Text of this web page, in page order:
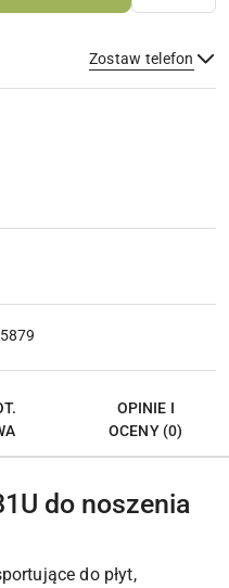
Zostaw telefon
OPINIE I
OCENY (0)
do noszenia
do płyt,